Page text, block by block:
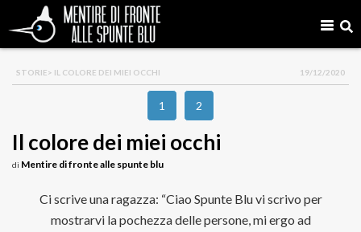
STORIE> IL COLORE DEI MIEI OCCHI 19/12/2020
1 2
Il colore dei miei occhi
di Mentire di fronte alle spunte blu
Ci scrive una ragazza: “Ciao Spunte Blu vi scrivo per
mostrarvi la pochezza delle persone, mi ergo ad